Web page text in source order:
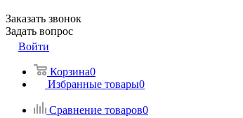
Заказать звонок
Задать вопрос
Войти
Корзина0
Избранные товары0
Сравнение товаров0